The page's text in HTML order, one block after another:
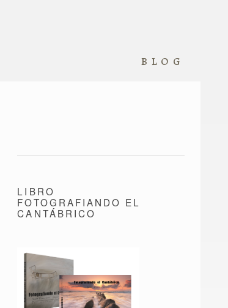
blog
LIBRO
FOTOGRAFIANDO EL
CANTÁBRICO